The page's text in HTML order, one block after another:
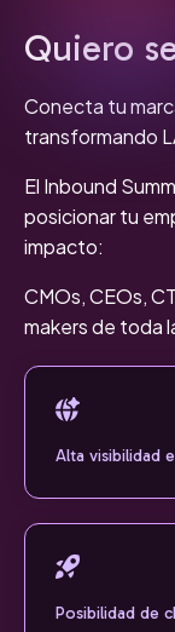
Quiero
Conecta tu
transformando
El Inbound
posicionar tu
impacto:
CMOs, CEOs,
makers de toda
Alta visibilidad
Posibilidad de